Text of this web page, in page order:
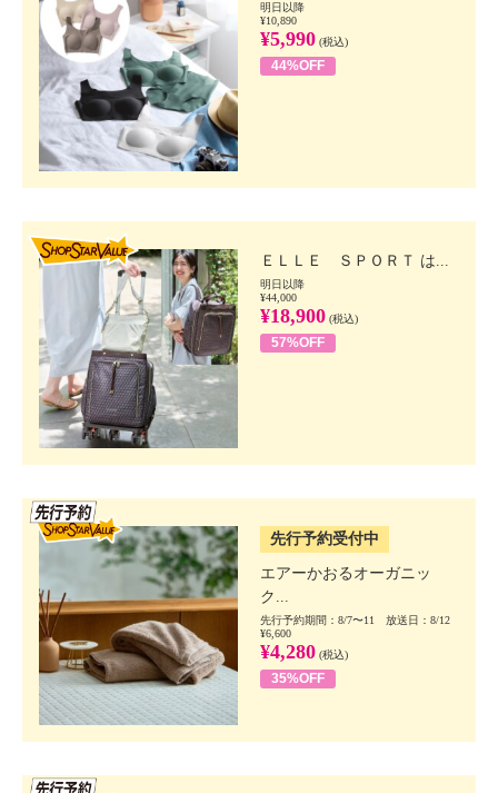
明日以降
¥10,890
¥5,990 (税込)
44%OFF
ＥＬＬＥ ＳＰＯＲＴ は...
明日以降
¥44,000
¥18,900 (税込)
57%OFF
先行予約受付中
エアーかおるオーガニッ
ク...
先行予約期間：8/7〜11 放送日：8/12
¥6,600
¥4,280 (税込)
35%OFF